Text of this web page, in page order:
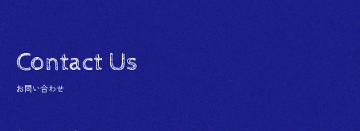
Contact Us
お問い合わせ